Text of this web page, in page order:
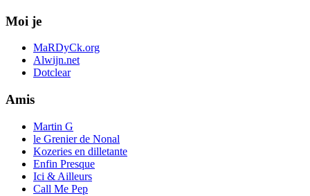
Moi je
MaRDyCk.org
Alwijn.net
Dotclear
Amis
Martin G
le Grenier de Nonal
Kozeries en dilletante
Enfin Presque
Ici & Ailleurs
Call Me Pep